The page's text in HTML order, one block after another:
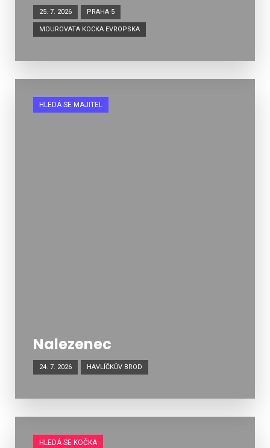
25. 7. 2026 PRAHA 5
MOUROVATA KOCKA EVROPSKA
HLEDÁ SE MAJITEL
Nalezenec
24. 7. 2026 HAVLÍČKŮV BROD
HLEDÁ SE KOČKA